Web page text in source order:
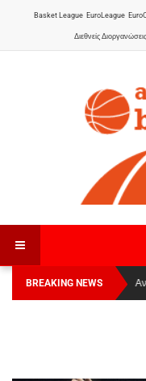
Basket League EuroLeague
Διεθνείς Διοργανώσεις
BREAKING NEWS
Οι